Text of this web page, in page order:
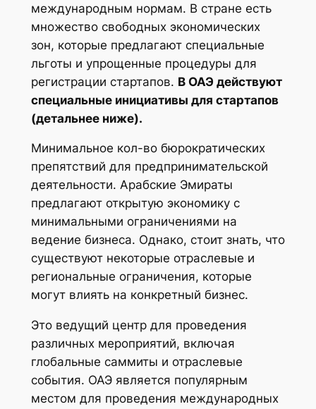
международным нормам. В стране есть
множество свободных экономических
зон, которые предлагают специальные
льготы и упрощенные процедуры для
регистрации стартапов. В ОАЭ действуют
специальные инициативы для стартапов
(детальнее ниже).
Минимальное кол-во бюрократических
препятствий для предпринимательской
деятельности. Арабские Эмираты
предлагают открытую экономику с
минимальными ограничениями на
ведение бизнеса. Однако, стоит знать, что
существуют некоторые отраслевые и
региональные ограничения, которые
могут влиять на конкретный бизнес.
Это ведущий центр для проведения
различных мероприятий, включая
глобальные саммиты и отраслевые
события. ОАЭ является популярным
местом для проведения международных